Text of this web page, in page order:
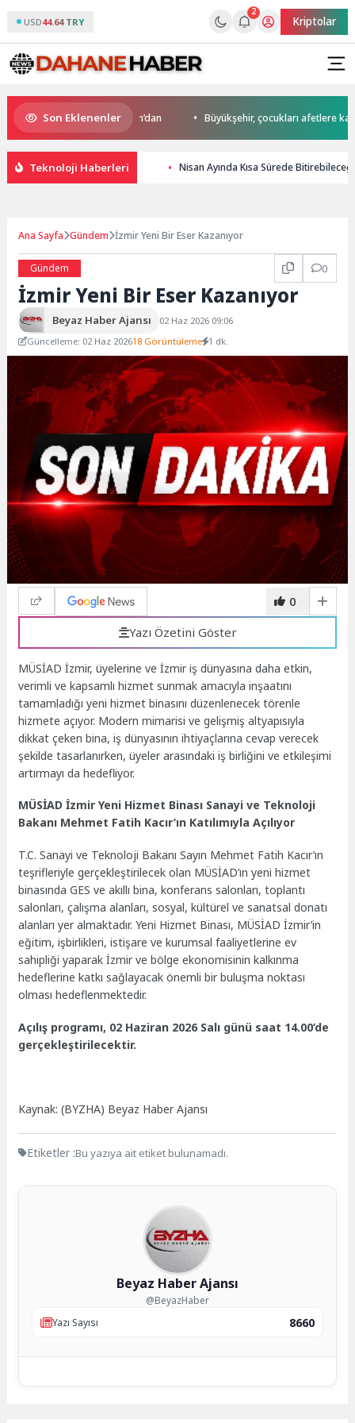
USD44.64 TRY
2
Kriptolar
Son Eklenenler
start Başkan Büyükakın’dan Büyükşehir, çocukları afetlere karşı
Teknoloji Haberleri Nisan Ayında Kısa Sürede
Ana Sayfa Gündem İzmir Yeni Bir Eser Kazanıyor
Gündem 0
İzmir Yeni Bir Eser Kazanıyor
Beyaz Haber Ajansı
02 Haz 2026 09:06
Güncelleme: 02 Haz 202618 Görüntüleme 1 dk.
0
Yazı Özetini Göster
MÜSİAD İzmir, üyelerine ve İzmir iş dünyasına daha etkin,
verimli ve kapsamlı hizmet sunmak amacıyla inşaatını
tamamladığı yeni hizmet binasını düzenlenecek törenle
hizmete açıyor. Modern mimarisi ve gelişmiş altyapısıyla
dikkat çeken bina, iş dünyasının ihtiyaçlarına cevap verecek
şekilde tasarlanırken, üyeler arasındaki iş birliğini ve etkileşimi
artırmayı da hedefliyor.
MÜSİAD İzmir Yeni Hizmet Binası Sanayi ve Teknoloji
Bakanı Mehmet Fatih Kacır’ın Katılımıyla Açılıyor
T.C. Sanayi ve Teknoloji Bakanı Sayın Mehmet Fatih Kacır’ın
teşrifleriyle gerçekleştirilecek olan MÜSİAD’ın yeni hizmet
binasında GES ve akıllı bina, konferans salonları, toplantı
salonları, çalışma alanları, sosyal, kültürel ve sanatsal donatı
alanları yer almaktadır. Yeni Hizmet Binası, MÜSİAD İzmir’in
eğitim, işbirlikleri, istişare ve kurumsal faaliyetlerine ev
sahipliği yaparak İzmir ve bölge ekonomisinin kalkınma
hedeflerine katkı sağlayacak önemli bir buluşma noktası
olması hedeflenmektedir.
Açılış programı, 02 Haziran 2026 Salı günü saat 14.00’de
gerçekleştirilecektir.
Kaynak: (BYZHA) Beyaz Haber Ajansı
Etiketler :Bu yazıya ait etiket bulunamadı.
Beyaz Haber Ajansı
@BeyazHaber
Yazı Sayısı
8660